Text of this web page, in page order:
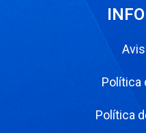
Política
Política